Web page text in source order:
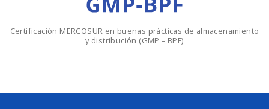
Certificación MERCOSUR en buenas prácticas de almacenamiento
y distribución (GMP – BPF)